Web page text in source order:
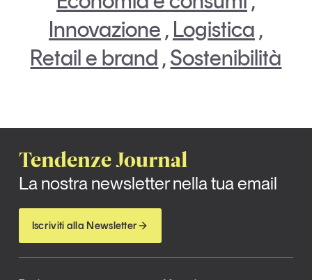
Innovazione , Logistica ,
Retail e brand ,Sostenibilità
Tendenze Journal
La nostra newsletter nella tua email
Iscriviti alla Newsletter